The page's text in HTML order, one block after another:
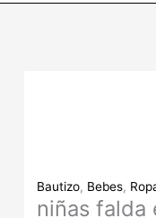
Bautizo, Bebes,
niñas falda